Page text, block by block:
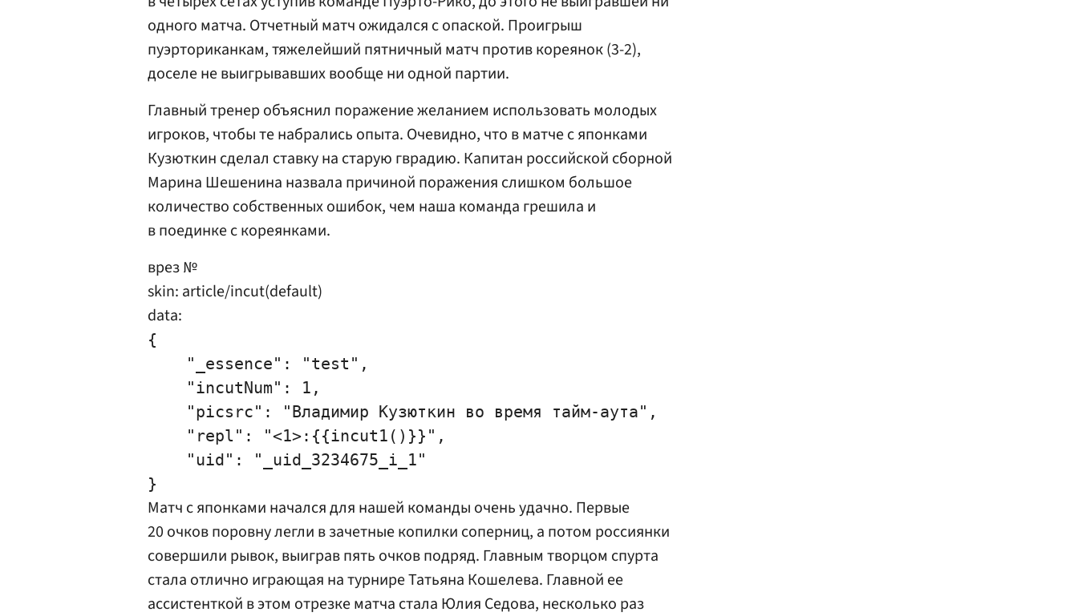
одного матча. Отчетный матч ожидался с опаской. Проигрыш
пуэрториканкам, тяжелейший пятничный матч против кореянок (3-2),
доселе не выигрывавших вообще ни одной партии.
Главный тренер объяснил поражение желанием использовать молодых
игроков, чтобы те набрались опыта. Очевидно, что в матче с японками
Кузюткин сделал ставку на старую гврадию. Капитан российской сборной
Марина Шешенина назвала причиной поражения слишком большое
количество собственных ошибок, чем наша команда грешила и
в поединке с кореянками.
врез №
skin: article/incut(default)
data:
{
    "_essence": "test",
    "incutNum": 1,
    "picsrc": "Владимир Кузюткин во время тайм-аута",
    "repl": "<1>:{{incut1()}}",
    "uid": "_uid_3234675_i_1"
Матч с японками начался для нашей команды очень удачно. Первые
20 очков поровну легли в зачетные копилки соперниц, а потом россиянки
совершили рывок, выиграв пять очков подряд. Главным творцом спурта
стала отлично играющая на турниреТатьяна Кошелева. Главной ее
ассистенткой в этом отрезке матча стала Юлия Седова, несколько раз